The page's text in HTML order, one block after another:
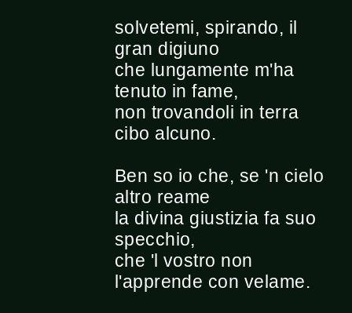
solvetemi, spirando, il
gran digiuno
che lungamente m'ha
tenuto in fame,
non trovandoli in terra
cibo alcuno.
Ben so io che, se 'n cielo
altro reame
la divina giustizia fa suo
specchio,
che 'l vostro non
l'apprende con velame.